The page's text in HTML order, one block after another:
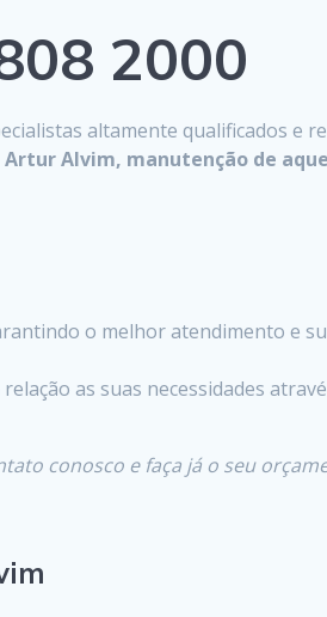
2000
altamente qualificados e
Alvim, manutenção de
o melhor atendimento e
as suas necessidades
conosco e faça já o seu